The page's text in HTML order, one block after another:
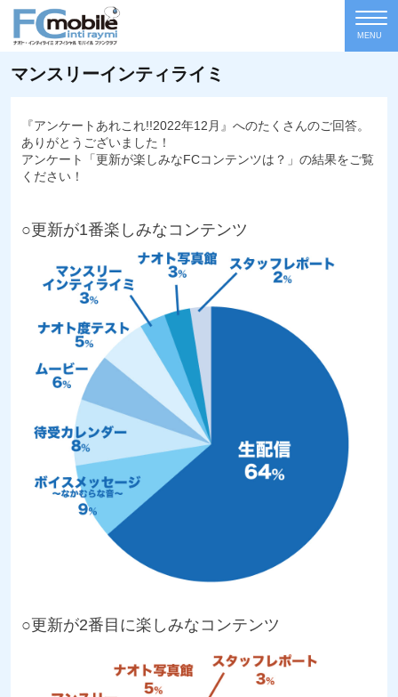
MENU
マンスリーインティライミ
『アンケートあれこれ!!2022年12月』へのたくさんのご回答。
ありがとうございました！
アンケート「更新が楽しみなFCコンテンツは？」の結果をご覧
ください！
○更新が1番楽しみなコンテンツ
○更新が2番目に楽しみなコンテンツ